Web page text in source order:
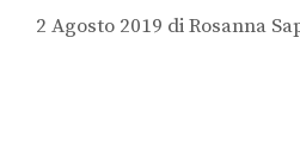
2 Agosto 2019 diRosanna